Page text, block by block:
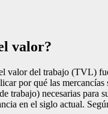
valor?
valor del trabajo (TVL)
por qué las
trabajo) necesarias
en el siglo actual.